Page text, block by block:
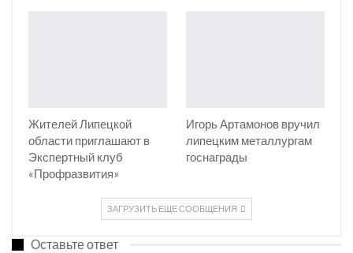
Жителей Липецкой
области приглашают в
Экспертный клуб
«Профразвития»
Игорь Артамонов вручил
липецким металлургам
госнаграды
ЗАГРУЗИТЬ ЕЩЕ СООБЩЕНИЯ
Оставьте ответ